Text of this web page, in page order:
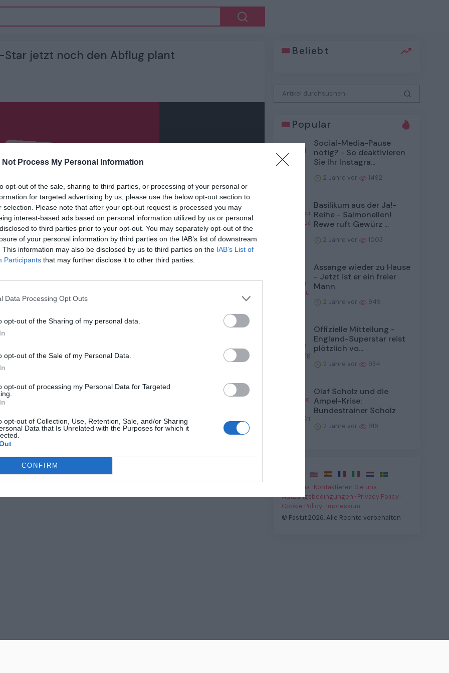
Not Process My Personal Information
opt-out of the sale, sharing to third parties, or processing of your personal or
for targeted advertising by us, please use the below opt-out section to
selection. Please note that after your opt-out request is processed you may
interest-based ads based on personal information utilized by us or personal
to third parties prior to your opt-out. You may separately opt-out of the
of your personal information by third parties on the IAB’s list of downstream
This information may also be disclosed by us to third parties on the IAB’s List of
Participants that may further disclose it to other third parties.
Data Processing Opt Outs
opt-out of the Sharing of my personal data.
opt-out of the Sale of my Personal Data.
opt-out of processing my Personal Data for Targeted
opt-out of Collection, Use, Retention, Sale, and/or Sharing
Data that Is Unrelated with the Purposes for which it
CONFIRM
jetzt noch den Abflug plant
Abgang an.
Artikel lesen
jetzt noch den Abflug plant
Tabelle ist Polzins wic...
bei
Beliebt
Popular
Social-Media-Pause
nötig? - So deaktivieren
Sie Ihr Instagra...
2 Jahre vor 1492
Basilikum aus der Ja!-
Reihe - Salmonellen!
Rewe ruft Gewürz ...
2 Jahre vor 1003
Assange wieder zu Hause
- Jetzt ist er ein freier
Mann
2 Jahre vor 949
Offizielle Mitteilung -
England-Superstar reist
plötzlich vo...
2 Jahre vor 934
Olaf Scholz und die
Ampel-Krise:
Bundestrainer Scholz
2 Jahre vor 916
· · · · ·
·
Über uns · Kontaktieren Sie uns ·
Nutzungsbedingungen · Privacy Policy ·
Cookie Policy · Impressum ·
© Fast.it 2026. Alle Rechte vorbehalten